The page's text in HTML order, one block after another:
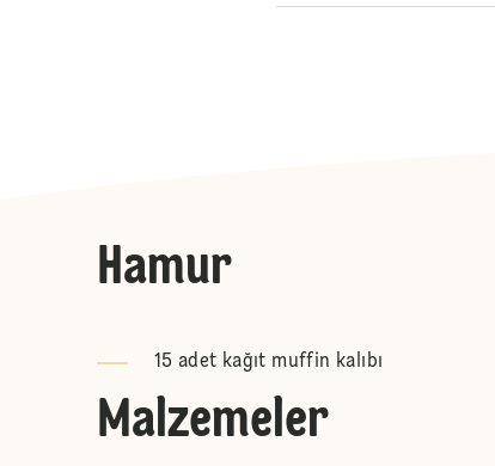
Hamur
15 adet kağıt muffin kalıbı
Malzemeler